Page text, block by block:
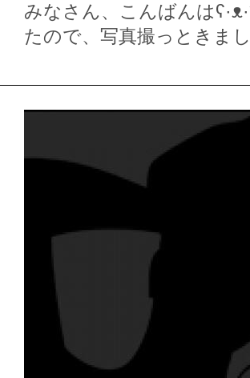
みなさん、こんばんは
たので、写真撮っときま